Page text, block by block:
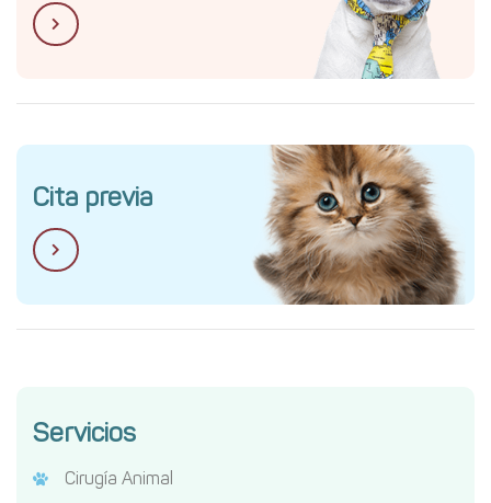
Cita previa
Servicios
Cirugía Animal